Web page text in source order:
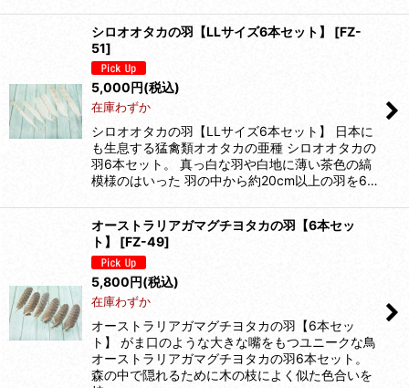
シロオオタカの羽【LLサイズ6本セット】 [FZ-
51]
5,000円(税込)
在庫わずか
シロオオタカの羽【LLサイズ6本セット】 日本に
も生息する猛禽類オオタカの亜種 シロオオタカの
羽6本セット。 真っ白な羽や白地に薄い茶色の縞
模様のはいった 羽の中から約20cm以上の羽を6…
オーストラリアガマグチヨタカの羽【6本セッ
ト】
[FZ-49]
5,800円(税込)
在庫わずか
オーストラリアガマグチヨタカの羽【6本セッ
ト】 がま口のような大きな嘴をもつユニークな鳥
オーストラリアガマグチヨタカの羽6本セット。
森の中で隠れるために木の枝によく似た色合いを